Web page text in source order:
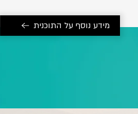
מידע נוסף על התוכנית